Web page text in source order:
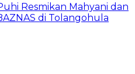
Resmikan Mahyani dan
di Tolangohula